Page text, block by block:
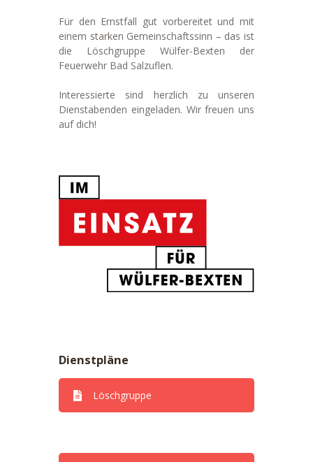
Für den Ernstfall gut vorbereitet und mit
einem starken Gemeinschaftssinn – das ist
die Löschgruppe Wülfer-Bexten der
Feuerwehr Bad Salzuflen.
Interessierte sind herzlich zu unseren
Dienstabenden eingeladen. Wir freuen uns
auf dich!
Dienstpläne
Löschgruppe